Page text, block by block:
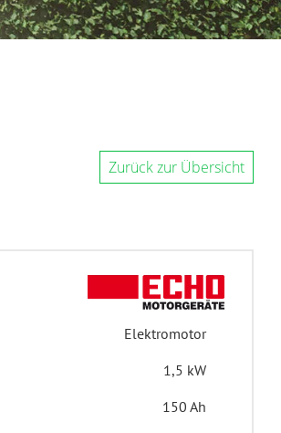
Zurück zur Übersicht
Elektromotor
1,5 kW
150 Ah